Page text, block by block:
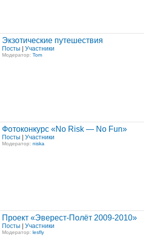
Экзотические путешествия
Посты Участники
Модератор: Tom
Фотоконкурс «No Risk — No Fun»
Посты Участники
Модератор: niska
Проект «Эверест-Полёт 2009-2010»
Посты Участники
Модератор: lesfly